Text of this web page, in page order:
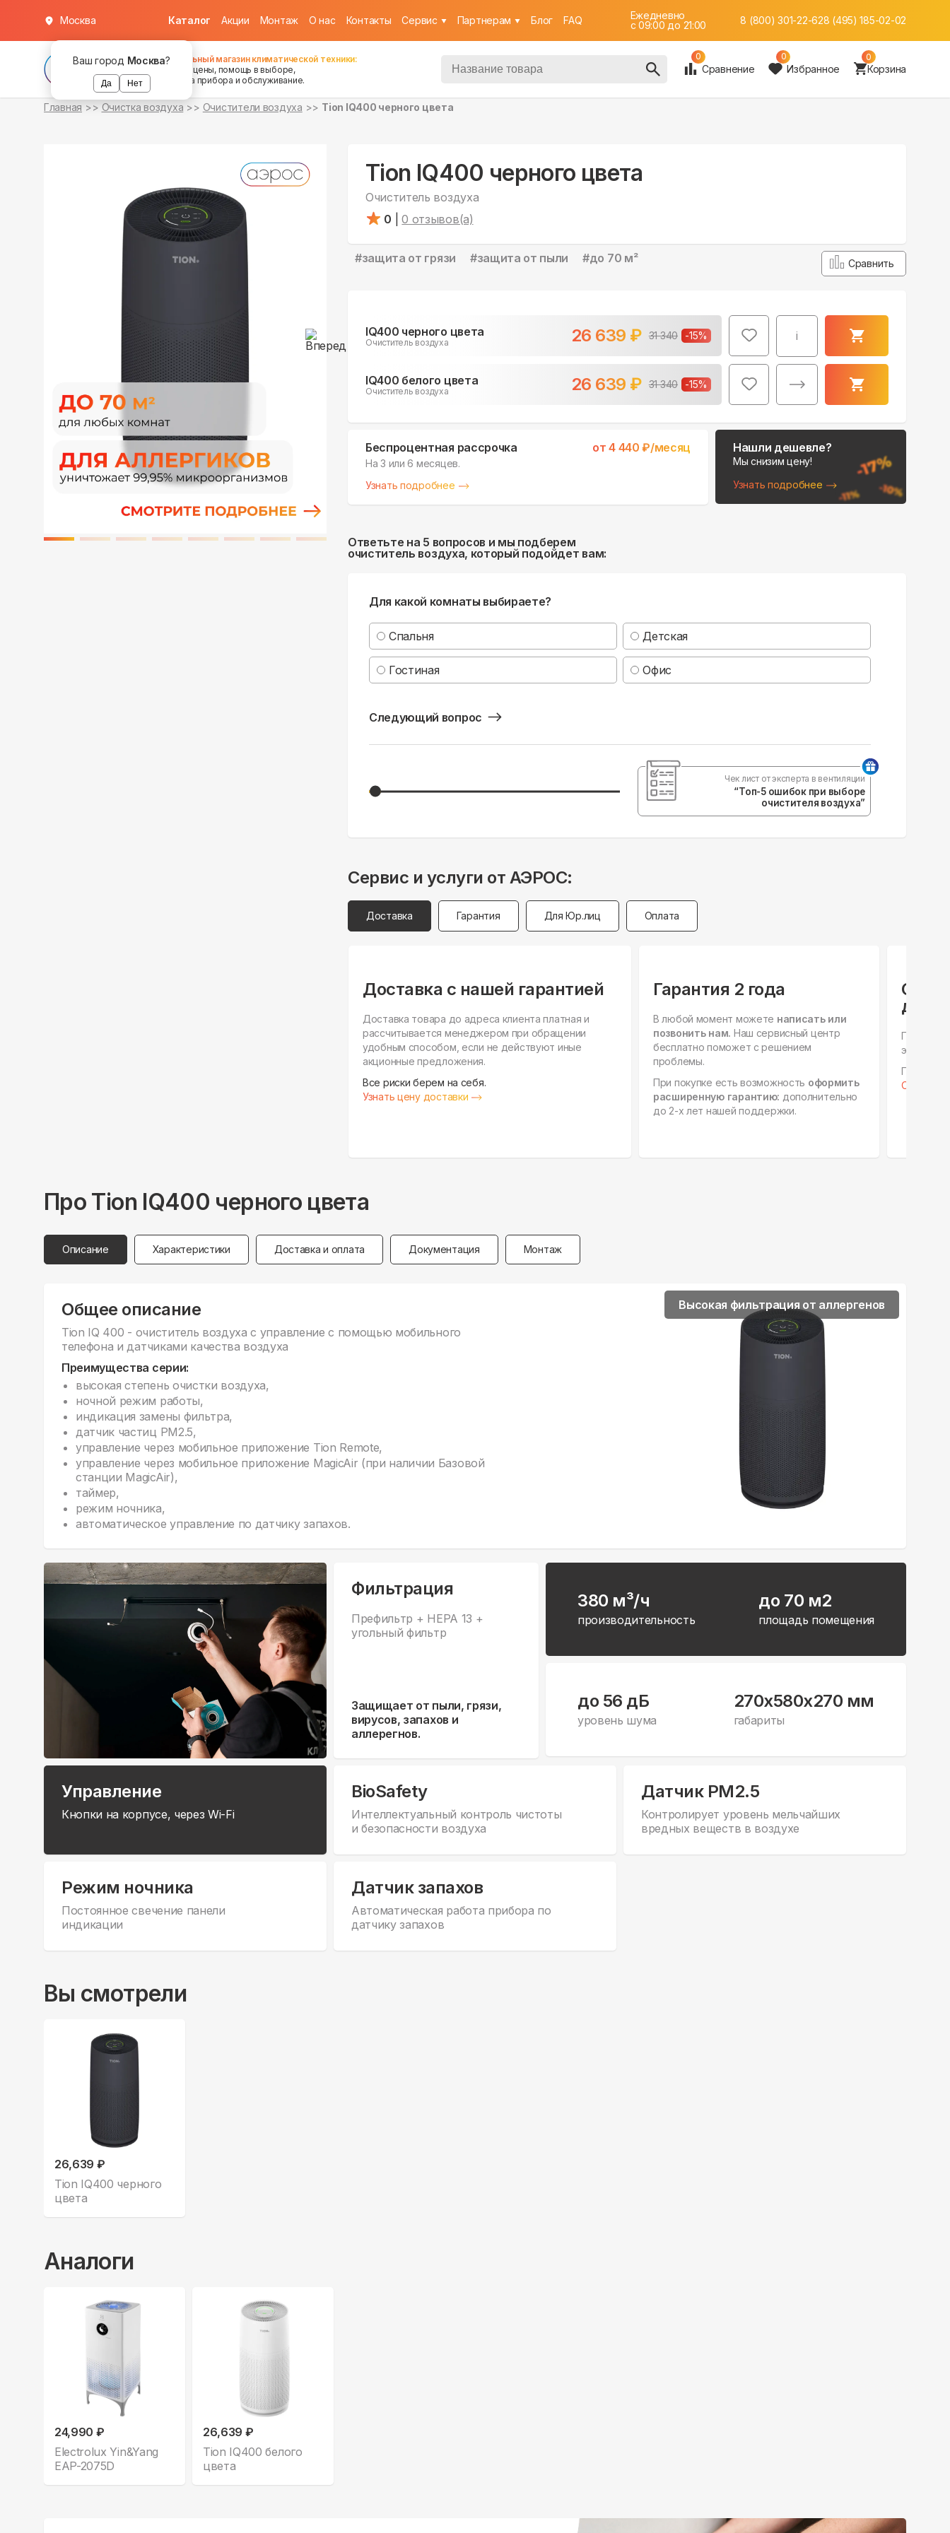
Ваш город Москва?
Да Нет
Москва Каталог Акции Монтаж О нас Контакты Cервис Партнерам Блог FAQ
Ежедневно
c 09:00 до 21:00
8 (800) 301-22-628 (495) 185-02-02
Федеральный магазин климатической техники:
хорошие цены, помощь в выборе,
установка прибора и обслуживание.
0
Сравнение
0
Избранное
0
Корзина
Главная Очистка воздуха Очистители воздуха Tion IQ400 черного цвета
Tion IQ400 черного цвета
Очиститель воздуха
0
0 отзывов(а)
#защита от грязи #защита от пыли #до 70 м² Сравнить
IQ400 черного цвета
Очиститель воздуха 26 639 ₽ 31 340 -15% i
в наличии
IQ400 белого цвета
Очиститель воздуха 26 639 ₽ 31 340 -15%
в наличии
Беспроцентная рассрочка от4 440 ₽/месяц
На 3 или 6 месяцев.
Узнать подробнее
Нашли дешевле?
Мы снизим цену!
Узнать подробнее
Ответьте на 5 вопросов и мы подберем
очиститель воздуха, который подойдет вам:
Для какой комнаты выбираете?
Спальня Детская
Гостиная Офис
Следующий вопрос
Чек лист от эксперта в вентиляции
“Топ-5 ошибок при выборе
очистителя воздуха”
Сервис и услуги от АЭРОС:
Доставка Гарантия Для Юр.лиц Оплата
Доставка с нашей гарантией
Доставка товара до адреса клиента платная и
рассчитывается менеджером при обращении
удобным способом, если не действуют иные
акционные предложения.
Все риски берем на себя.
Узнать цену доставки
Гарантия 2 года
В любой момент можете написать или
позвонить нам. Наш сервисный центр
бесплатно поможет с решением
проблемы.
При покупке есть возможность оформить
расширенную гарантию: дополнительно
до 2-х лет нашей поддержки.
для
этапах,
Готовы к
Про Tion IQ400 черного цвета
Описание Характеристики Доставка и оплата Документация Монтаж
Общее описание
Tion IQ 400 - очиститель воздуха c управление с помощью мобильного
телефона и датчиками качества воздуха
Преимущества серии:
высокая степень очистки воздуха,
ночной режим работы,
индикация замены фильтра,
датчик частиц PM2.5,
управление через мобильное приложение Tion Remote,
управление через мобильное приложение MagicAir (при наличии Базовой
станции MagicAir),
таймер,
режим ночника,
автоматическое управление по датчику запахов.
Высокая фильтрация от аллергенов
Фильтрация
Префильтр + HEPA 13 +
угольный фильтр
Защищает от пыли, грязи,
вирусов, запахов и
аллерегнов.
380 м³/ч
производительность
до 70 м2
площадь помещения
до 56 дБ
уровень шума
270x580x270 мм
габариты
Управление
Кнопки на корпусе, через Wi-Fi
BioSafety
Интеллектуальный контроль чистоты
и безопасности воздуха
Датчик PM2.5
Контролирует уровень мельчайших
вредных веществ в воздухе
Режим ночника
Постоянное свечение панели
индикации
Датчик запахов
Автоматическая работа прибора по
датчику запахов
Вы смотрели
26,639 ₽
Tion IQ400 черного
цвета
Аналоги
24,990 ₽
Electrolux Yin&Yang
EAP-2075D
26,639 ₽
Tion IQ400 белого
цвета